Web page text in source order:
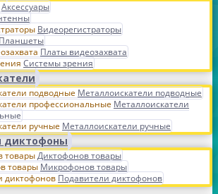
Аксессуары
Видеорегистраторы
Планшеты
Платы видеозахвата
Системы зрения
Металлоискатели подводные
Металлоискатели
Металлоискатели ручные
диктофоны
Диктофонов товары
Микрофонов товары
Подавители диктофонов